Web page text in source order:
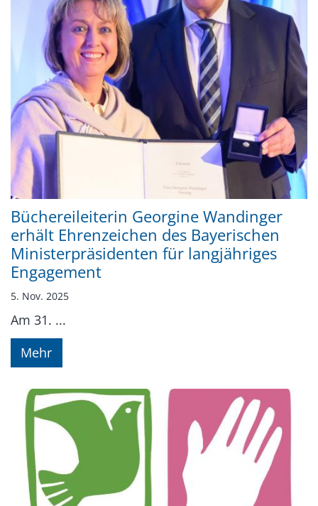
Büchereileiterin Georgine Wandinger
erhält Ehrenzeichen des Bayerischen
Ministerpräsidenten für langjähriges
Engagement
5. Nov. 2025
Am 31. ...
Mehr